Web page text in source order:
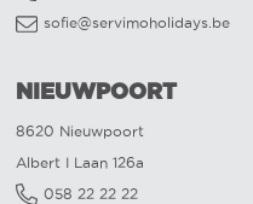
sofie@servimoholidays.be
NIEUWPOORT
8620 Nieuwpoort
Albert I Laan 126a
058 22 22 22